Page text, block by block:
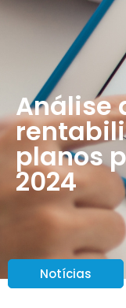
Análise
planos
2024
Notícias